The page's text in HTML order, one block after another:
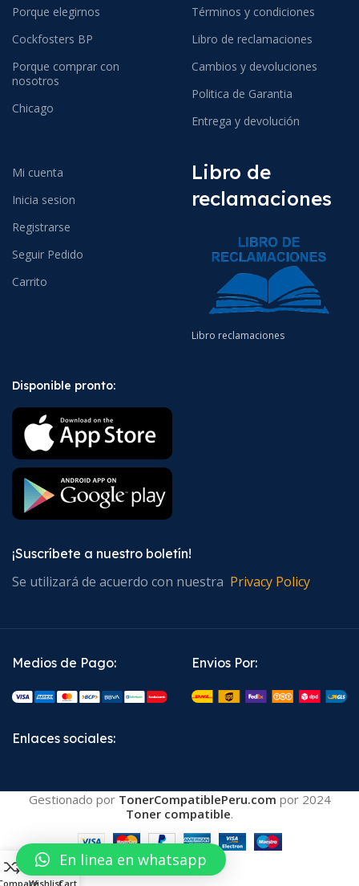
Porque elegirnos
Cockfosters BP
Porque comprar con
nosotros
Chicago
Términos y condiciones
Libro de reclamaciones
Cambios y devoluciones
Politica de Garantia
Entrega y devolución
Mi cuenta
Inicia sesion
Registrarse
Seguir Pedido
Carrito
Libro de
reclamaciones
Libro reclamaciones
Disponible pronto:
¡Suscríbete a nuestro boletín!
Se utilizará de acuerdo con nuestra Privacy Policy
Medios de Pago: Envios Por:
Enlaces sociales:
Gestionado por TonerCompatiblePeru.com por 2024
Toner compatible.
Wishlist
0
Cart
En linea en whatsapp